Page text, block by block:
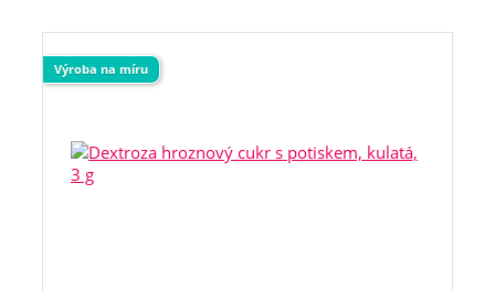
Výroba na míru